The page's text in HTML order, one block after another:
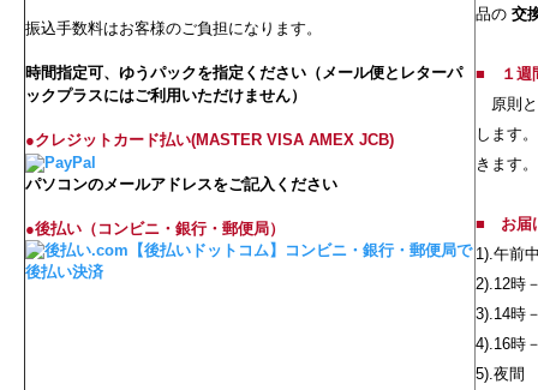
振込手数料はお客様のご負担になります。
時間指定可、ゆうパックを指定ください（メール便とレターパ
ックプラスにはご利用いただけません）
●クレジットカード払い(MASTER VISA AMEX JCB)
パソコンのメールアドレスをご記入ください
●後払い（コンビニ・銀行・郵便局）
品の 交
■
１
原則
します
きます
■ お届
1).午前
2).12時
3).14時
4).16時
5).夜間